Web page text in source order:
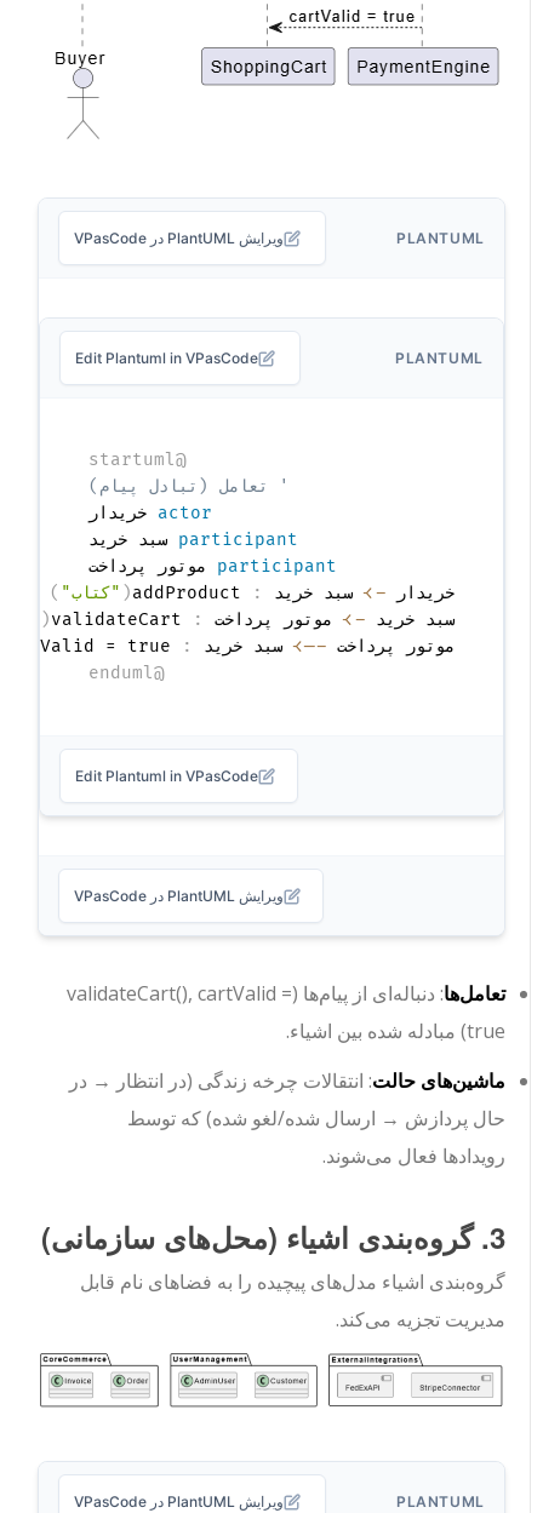
PLANTUML ویرایش PlantUML در VPasCode
PLANTUML
Edit Plantuml in VPasCode
' تعامل (تبادل پیام)
actor خریدار
participant سبد خرید
participant
موتور پرداخت
خریدار
-> سبد خرید :
addProduct
("کتاب")
سبد خرید -> موتور پرداخت :
validateCart
(
)
موتور پرداخت --> سبد خرید :
cartValid = true
Edit Plantuml in VPasCode
ویرایش PlantUML در VPasCode
تعامل‌ها: دنباله‌ای از پیام‌ها ( validateCart(),cartValid =
true) مبادله شده بین اشیاء.
ماشین‌های حالت: انتقالات چرخه زندگی (در انتظار→در
حال پردازش→ارسال شده/لغو شده) که توسط
رویدادها فعال می‌شوند.
3. گروه‌بندی اشیاء (محل‌های سازمانی)
گروه‌بندی اشیاء مدل‌های پیچیده را به فضاهای نام قابل
مدیریت تجزیه می‌کند.
PLANTUML ویرایش PlantUML در VPasCode